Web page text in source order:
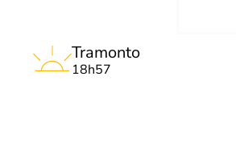
Tramonto
18h57